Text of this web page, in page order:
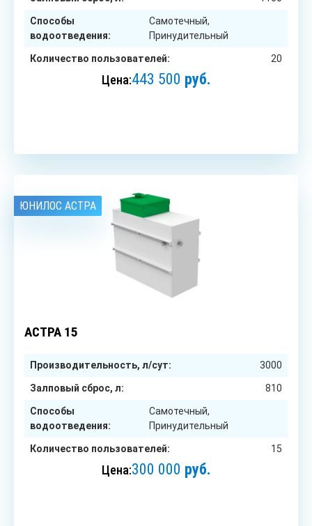
Способы
водоотведения:
Самотечный,
Принудительный
Количество пользователей: 20
Цена:443 500 руб.
ЮНИЛОС АСТРА
АСТРА 15
Производительность, л/сут: 3000
Залповый сброс, л: 810
Способы
водоотведения:
Самотечный,
Принудительный
Количество пользователей: 15
Цена:300 000 руб.